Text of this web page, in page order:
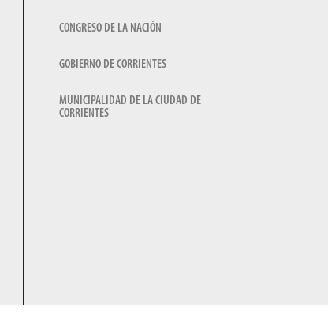
CONGRESO DE LA NACIÓN
GOBIERNO DE CORRIENTES
MUNICIPALIDAD DE LA CIUDAD DE
CORRIENTES